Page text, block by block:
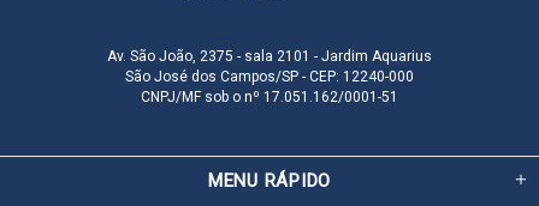
Av. São João, 2375 - sala 2101 - Jardim Aquarius
São José dos Campos/SP - CEP: 12240-000
CNPJ/MF sob o nº 17.051.162/0001-51
MENU RÁPIDO